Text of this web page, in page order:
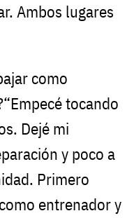
Ambos lugares
como
tocando
Dejé mi
y poco a
Primero
entrenador y